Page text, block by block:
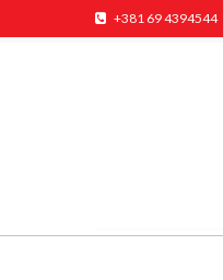
+381 69 4394544